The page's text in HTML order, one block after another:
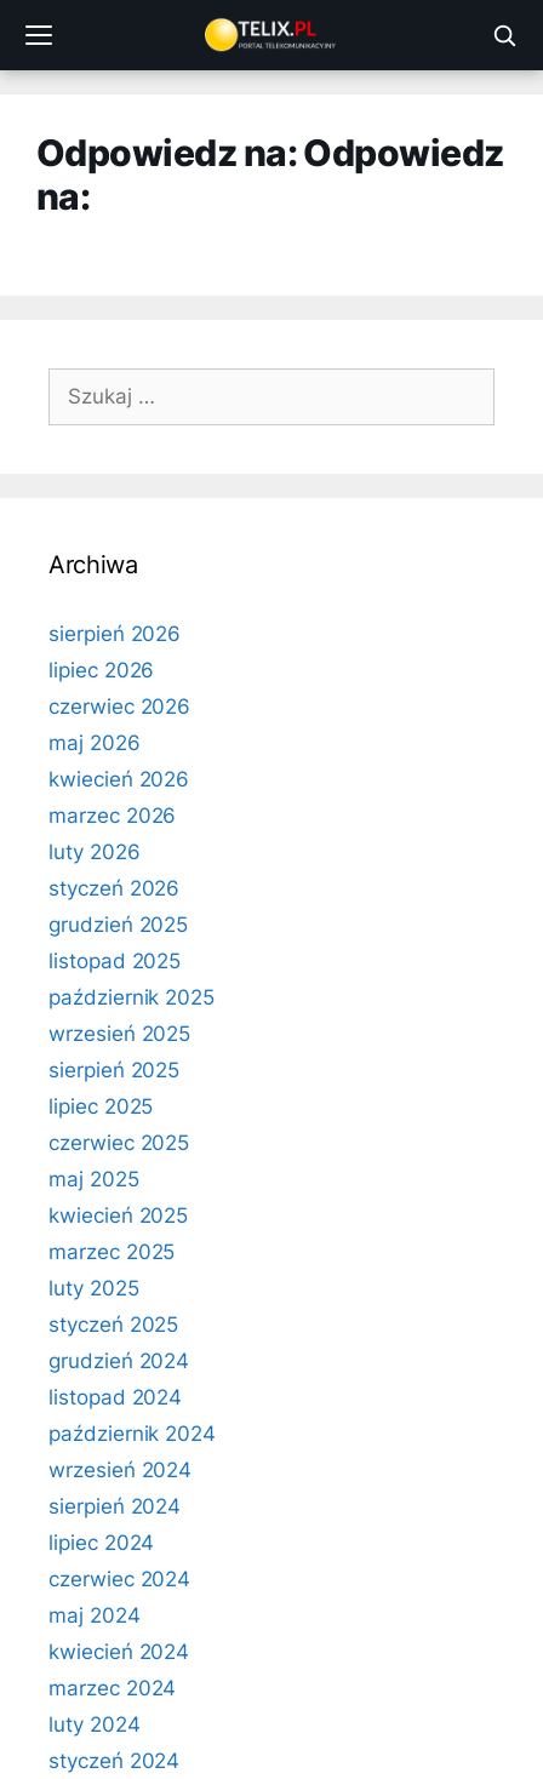
treści
Odpowiedz na: Odpowiedz
na:
Szukaj:
Archiwa
sierpień 2026
lipiec 2026
czerwiec 2026
maj 2026
kwiecień 2026
marzec 2026
luty 2026
styczeń 2026
grudzień 2025
listopad 2025
październik 2025
wrzesień 2025
sierpień 2025
lipiec 2025
czerwiec 2025
maj 2025
kwiecień 2025
marzec 2025
luty 2025
styczeń 2025
grudzień 2024
listopad 2024
październik 2024
wrzesień 2024
sierpień 2024
lipiec 2024
czerwiec 2024
maj 2024
kwiecień 2024
marzec 2024
luty 2024
styczeń 2024